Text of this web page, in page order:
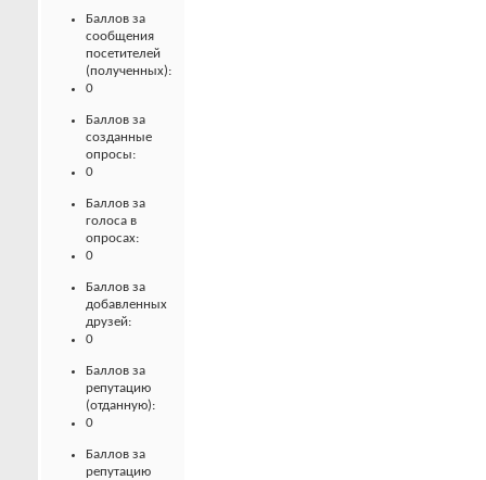
Баллов за
сообщения
посетителей
(полученных):
0
Баллов за
созданные
опросы:
0
Баллов за
голоса в
опросах:
0
Баллов за
добавленных
друзей:
0
Баллов за
репутацию
(отданную):
0
Баллов за
репутацию